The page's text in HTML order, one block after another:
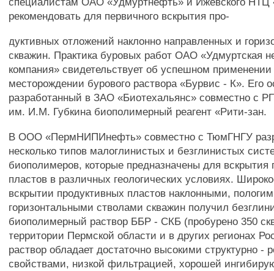
рекомендовать для первичного вскрытия про-
дуктивных отложений наклонно направленных и
скважин. Практика буровых работ ОАО «Удмуртская
компания» свидетельствует об успешном применении
месторождении бурового раствора «Бурвис - К». Его
разработанный в ЗАО «Биотехальянс» совместно с
им. И.М. Губкина биополимерный реагент «Рити-зан.
В ООО «ПермНИПИнефть» совместно с ТюмГНГУ
несколько типов малоглинистых и безглинистых
биополимеров, которые предназначены для вскрытия
пластов в различных геологических условиях.
вскрытии продуктивных пластов наклонными,
горизонтальными стволами скважин получил
биополимерный раствор ББР - СКБ (пробурено 350
территории Пермской области и в других регионах
раствор обладает достаточно высокими структурно -
свойствами, низкой фильтрацией, хорошей